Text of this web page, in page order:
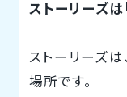
ストーリーズ
ストーリーズ
場所です。